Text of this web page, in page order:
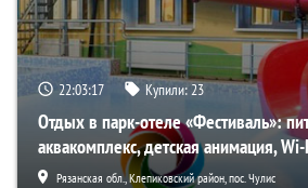
22:03:15 Купили:23
Отдых в парк-отеле «Фестиваль»:
аквакомплекс, детская анимация,
Рязанская обл., Клепиковский район, пос. Чулис